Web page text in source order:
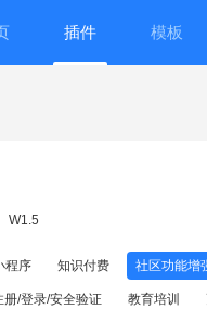
插件 模板
W1.5
程序 知识付费 社区功能增
册/登录/安全验证 教育培训